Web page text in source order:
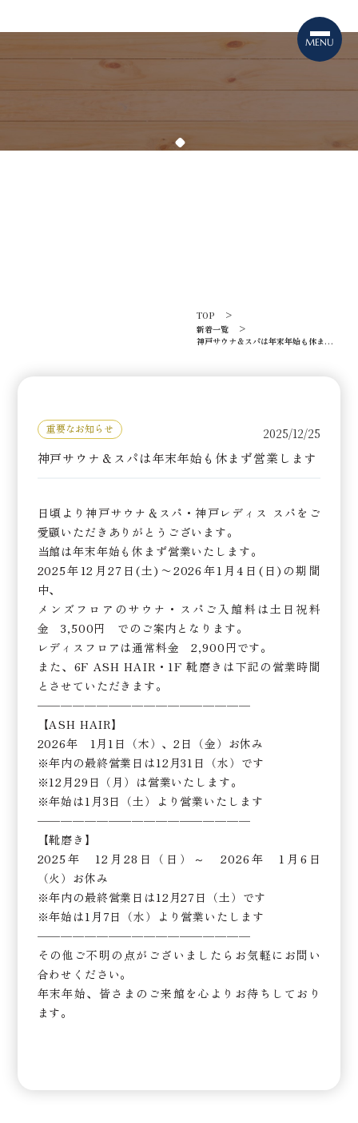
TOP
新着一覧
神戸サウナ＆スパは年末年始も休まず営
重要なお知らせ 2025/12/25
神戸サウナ＆スパは年末年始も休まず営業します
日頃より神戸サウナ＆スパ・神戸レディス スパをご
愛顧いただきありがとうございます。
当館は年末年始も休まず営業いたします。
2025年12月27日(土)〜2026年1月4日(日)の期間
中、
メンズフロアのサウナ・スパご入館料は土日祝料
金 3,500円 でのご案内となります。
レディスフロアは通常料金 2,900円です。
また、6F ASH HAIR・1F 靴磨きは下記の営業時間
とさせていただきます。
——————————————————
【ASH HAIR】
2026年 1月1日（木）、2日（金）お休み
※年内の最終営業日は12月31日（水）です
※12月29日（月）は営業いたします。
※年始は1月3日（土）より営業いたします
——————————————————
【靴磨き】
2025年 12月28日（日）～ 2026年 1月6日
（火）お休み
※年内の最終営業日は12月27日（土）です
※年始は1月7日（水）より営業いたします
——————————————————
その他ご不明の点がございましたらお気軽にお問い
合わせください。
年末年始、皆さまのご来館を心よりお待ちしており
ます。